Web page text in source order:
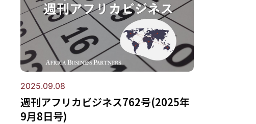
2025.09.08
週刊アフリカビジネス762号(2025年
9月8日号)